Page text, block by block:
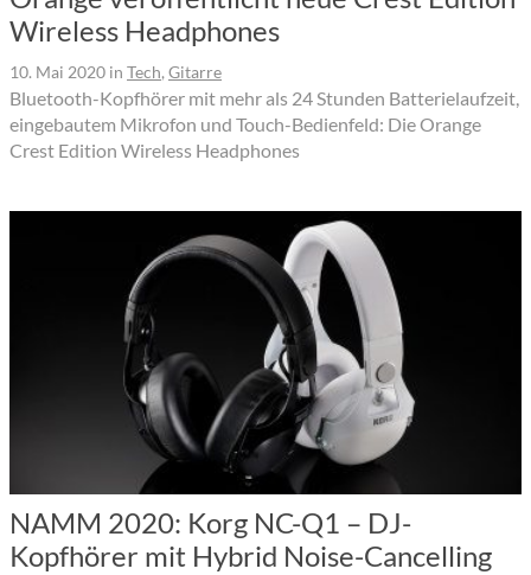
Wireless Headphones
10. Mai 2020 in Tech, Gitarre
Bluetooth-Kopfhörer mit mehr als 24 Stunden Batterielaufzeit,
eingebautem Mikrofon und Touch-Bedienfeld: Die Orange
Crest Edition Wireless Headphones
NAMM 2020: Korg NC-Q1 – DJ-
Kopfhörer mit Hybrid Noise-Cancelling